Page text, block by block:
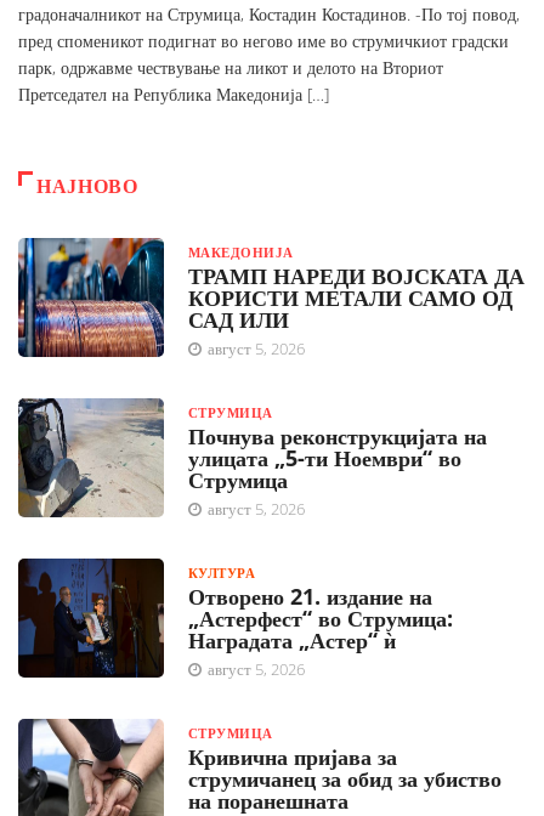
градоначалникот на Струмица, Костадин Костадинов. -По тој повод,
пред споменикот подигнат во негово име во струмичкиот градски
парк, одржавме чествување на ликот и делото на Вториот
Претседател на Република Македонија […]
НАЈНОВО
МАКЕДОНИЈА
ТРАМП НАРЕДИ ВОЈСКАТА ДА
КОРИСТИ МЕТАЛИ САМО ОД
САД ИЛИ
август 5, 2026
СТРУМИЦА
Почнува реконструкцијата на
улицата „5-ти Ноември“ во
Струмица
август 5, 2026
КУЛТУРА
Отворено 21. издание на
„Астерфест“ во Струмица:
Наградата „Астер“ ѝ
август 5, 2026
СТРУМИЦА
Кривична пријава за
струмичанец за обид за убиство
на поранешната